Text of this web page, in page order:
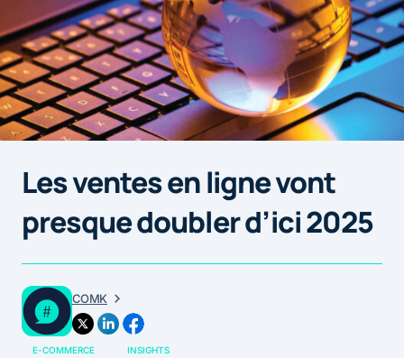
Les ventes en ligne vont
presque doubler d’ici 2025
COMK
E-COMMERCE INSIGHTS